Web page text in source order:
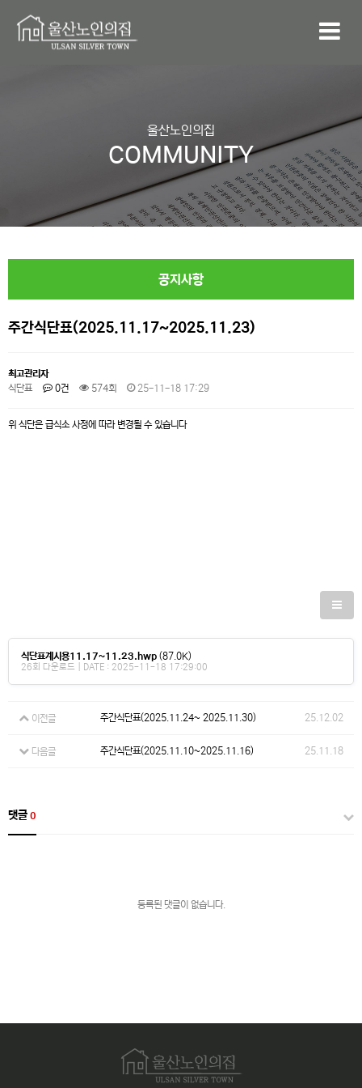
울산노인의집
COMMUNITY
공지사항
주간식단표(2025.11.17~2025.11.23)
최고관리자
식단표
0건 574회 25-11-18 17:29
위 식단은 급식소 사정에 따라 변경될 수 있습니다
식단표계시용11.17~11.23.hwp (87.0K)
26회 다운로드 | DATE : 2025-11-18 17:29:00
이전글 주간식단표(2025.11.24~ 2025.11.30) 25.12.02
다음글 주간식단표(2025.11.10~2025.11.16) 25.11.18
댓글 0
등록된 댓글이 없습니다.